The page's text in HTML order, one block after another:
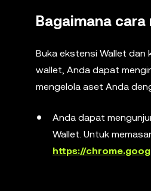
Bagaimana
Buka ekstensi Wallet dan
wallet, Anda dapat
mengelola aset Anda
Anda dapat
Wallet. Untuk
https://